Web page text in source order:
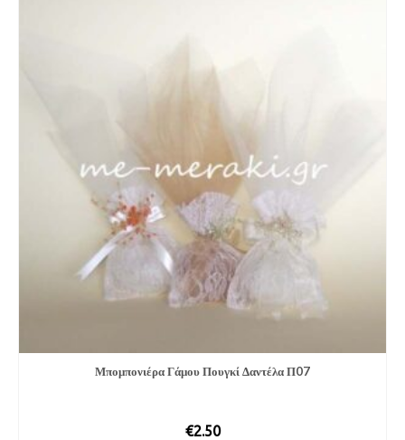
Μπομπονιέρα Γάμου Πουγκί Δαντέλα Π07
€2.50